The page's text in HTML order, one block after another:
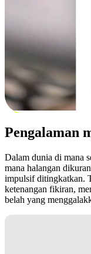
Pengalaman
Dalam dunia di mana
mana halangan
impulsif ditingkatkan.
ketenangan fikiran,
belah yang